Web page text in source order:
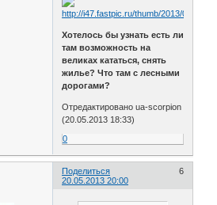
Хотелось бы узнать есть ли
там возможность на
великах кататься, снять
жилье? Что там с лесными
дорогами?
Отредактировано ua-scorpion
(20.05.2013 18:33)
0
Поделиться
6
20.05.2013 20:00